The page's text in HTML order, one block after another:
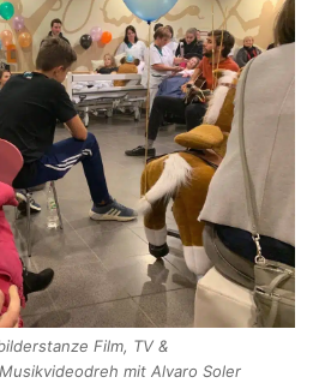
Film, TV &
mit Alvaro Soler